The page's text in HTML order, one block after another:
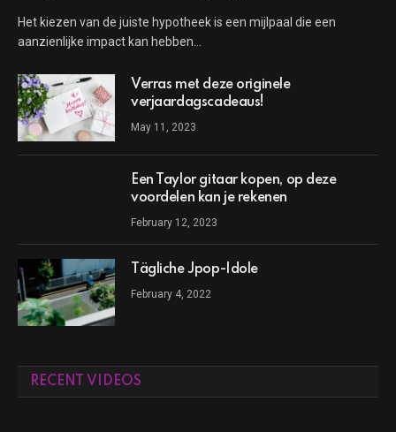
Het kiezen van de juiste hypotheek is een mijlpaal die een
aanzienlijke impact kan hebben…
Verras met deze originele
verjaardagscadeaus!
May 11, 2023
Een Taylor gitaar kopen, op deze
voordelen kan je rekenen
February 12, 2023
Tägliche Jpop-Idole
February 4, 2022
RECENT VIDEOS